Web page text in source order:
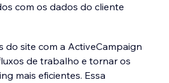
com os dados do cliente
do site com a ActiveCampaign
de trabalho e tornar os
mais eficientes. Essa